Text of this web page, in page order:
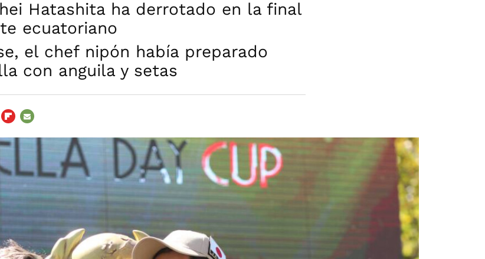
Hatashita ha derrotado en la final
ecuatoriano
el chef nipón había preparado
con anguila y setas